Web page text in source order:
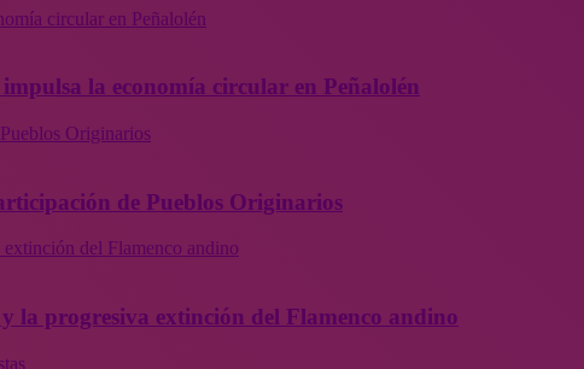
circular en Peñalolén
la economía circular en Peñalolén
Originarios
de Pueblos Originarios
del Flamenco andino
la progresiva extinción del Flamenco andino